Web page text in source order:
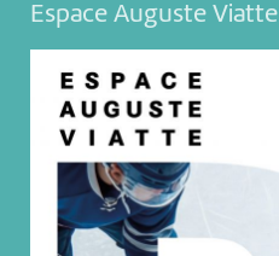
Espace Auguste Viatte